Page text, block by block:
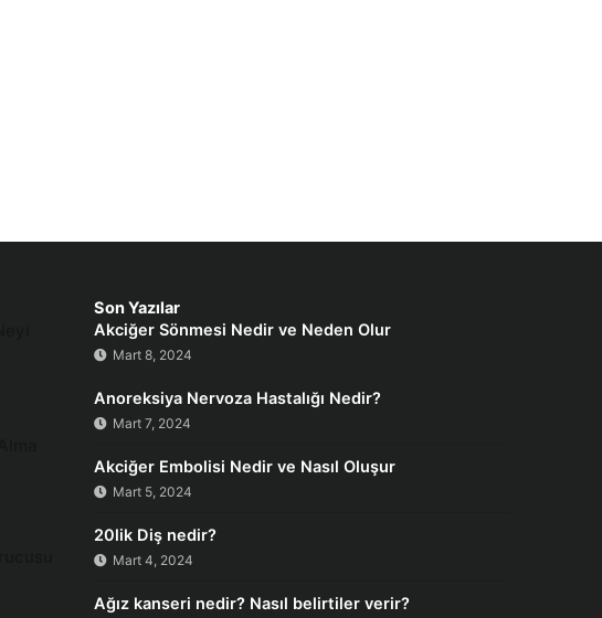
Son Yazılar
Akciğer Sönmesi Nedir ve Neden Olur
Mart 8, 2024
Anoreksiya Nervoza Hastalığı Nedir?
Mart 7, 2024
Akciğer Embolisi Nedir ve Nasıl Oluşur
Mart 5, 2024
20lik Diş nedir?
Mart 4, 2024
Ağız kanseri nedir? Nasıl belirtiler verir?